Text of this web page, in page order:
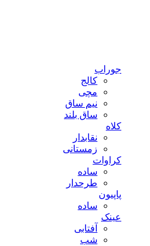
جوراب
کالج
مچی
نیم ساق
ساق بلند
کلاه
نقابدار
زمستانی
کراوات
ساده
طرحدار
پاپیون
ساده
عینک
آفتابی
شب